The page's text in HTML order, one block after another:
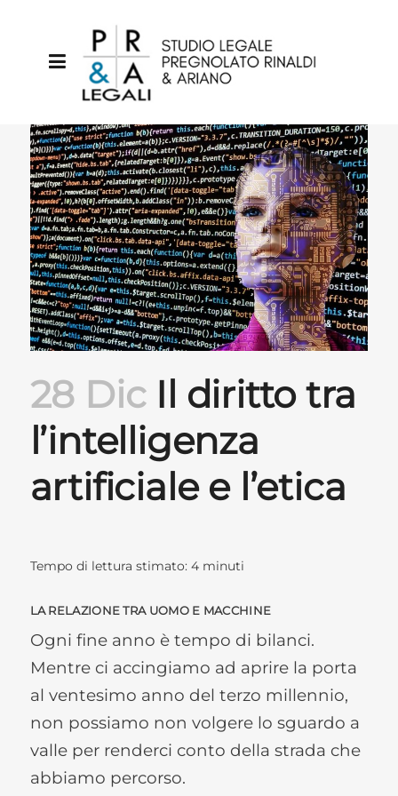
28 DicIl diritto tra
l’intelligenza
artificiale e l’etica
Tempo di lettura stimato: 4 minuti
LA RELAZIONE TRA UOMO E MACCHINE
Ogni fine anno è tempo di bilanci.
Mentre ci accingiamo ad aprire la porta
al ventesimo anno del terzo millennio,
non possiamo non volgere lo sguardo a
valle per renderci conto della strada che
abbiamo percorso.